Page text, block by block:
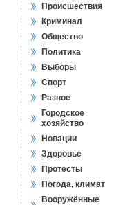
Происшествия
Криминал
Общество
Политика
Выборы
Спорт
Разное
Городское
хозяйство
Новации
Здоровье
Протесты
Погода, климат
Вооружённые